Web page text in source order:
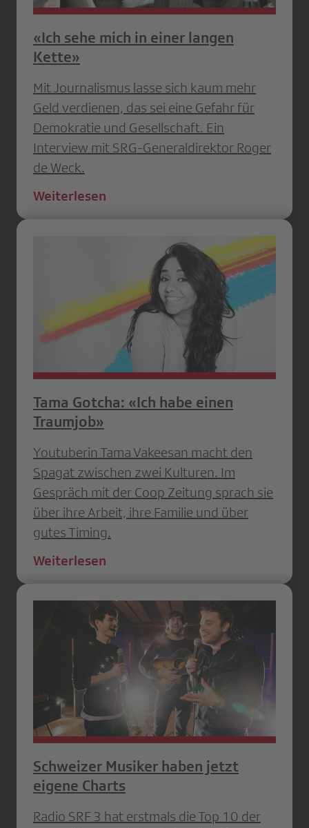
«Ich sehe mich in einer langen
Kette»
Mit Journalismus lasse sich kaum mehr
Geld verdienen, das sei eine Gefahr für
Demokratie und Gesellschaft. Ein
Interview mit SRG-Generaldirektor Roger
de Weck.
Weiterlesen
Tama Gotcha: «Ich habe einen
Traumjob»
Youtuberin Tama Vakeesan macht den
Spagat zwischen zwei Kulturen. Im
Gespräch mit der Coop Zeitung sprach sie
über ihre Arbeit, ihre Familie und über
gutes Timing.
Weiterlesen
Schweizer Musiker haben jetzt
eigene Charts
Radio SRF 3 hat erstmals die Top 10 der